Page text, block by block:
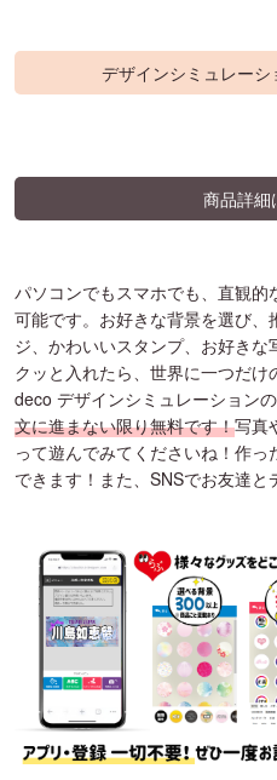
デザインシミュレー
商品詳細
パソコンでもスマホでも、直観
可能です。お好きな背景を選び
ジ、かわいいスタンプ、お好き
クッと入れたら、世界に一つだ
deco デザインシミュレーションの
文に進まない限り無料です！写真
って遊んでみてくださいね！作
できます！また、SNSでお友達と